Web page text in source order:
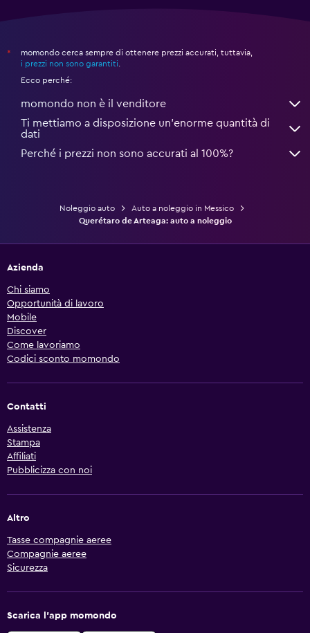
*
momondo cerca sempre di ottenere prezzi accurati, tuttavia,
i prezzi non sono garantiti.
Ecco perché:
momondo non è il venditore
Ti mettiamo a disposizione un’enorme quantità di
dati
Perché i prezzi non sono accurati al 100%?
Noleggio auto
Auto a noleggio in Messico
Querétaro de Arteaga: auto a noleggio
Azienda
Chi siamo
Opportunità di lavoro
Mobile
Discover
Come lavoriamo
Codici sconto momondo
Contatti
Assistenza
Stampa
Affiliati
Pubblicizza con noi
Altro
Tasse compagnie aeree
Compagnie aeree
Sicurezza
Scarica l'app momondo